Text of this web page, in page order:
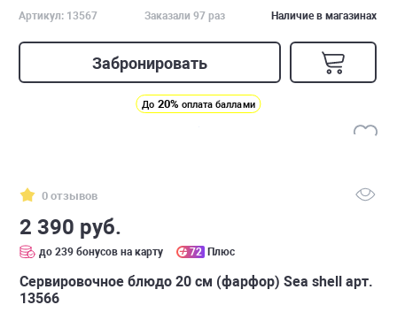
Артикул: 13567 Заказали 97 раз Наличие в магазинах
Забронировать
До 20% оплата баллами
0 отзывов
2 390 руб.
до 239 бонусов на карту 72 Плюс
Сервировочное блюдо 20 см (фарфор) Sea shell арт.
13566